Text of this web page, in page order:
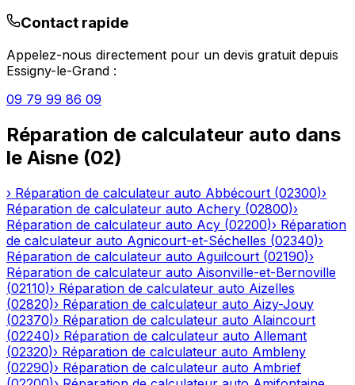
Contact rapide
Appelez-nous directement pour un devis gratuit depuis
Essigny-le-Grand :
09 79 99 86 09
Réparation de calculateur auto dans
le Aisne (02)
› Réparation de calculateur auto Abbécourt (02300)›
Réparation de calculateur auto Achery (02800)›
Réparation de calculateur auto Acy (02200)› Réparation
de calculateur auto Agnicourt-et-Séchelles (02340)›
Réparation de calculateur auto Aguilcourt (02190)›
Réparation de calculateur auto Aisonville-et-Bernoville
(02110)› Réparation de calculateur auto Aizelles
(02820)› Réparation de calculateur auto Aizy-Jouy
(02370)› Réparation de calculateur auto Alaincourt
(02240)› Réparation de calculateur auto Allemant
(02320)› Réparation de calculateur auto Ambleny
(02290)› Réparation de calculateur auto Ambrief